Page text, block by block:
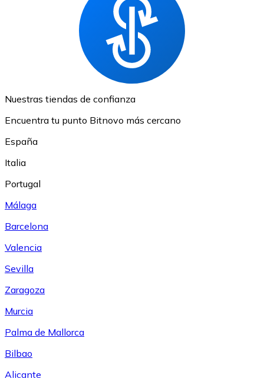
Nuestras tiendas de confianza
Encuentra tu punto Bitnovo más cercano
España
Italia
Portugal
Málaga
Barcelona
Valencia
Sevilla
Zaragoza
Murcia
Palma de Mallorca
Bilbao
Alicante